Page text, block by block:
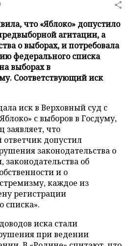
что «Яблоко» допустило
агитации, а
о выборах, и потребовала
федерального списка
выборах в
Соответствующий иск
иск в Верховный суд с
с выборов в Госдуму,
заявляет, что
допустил
законодательства о
законодательства об
и о
каждое из
регистрации
списка».
иска стали
при ведении